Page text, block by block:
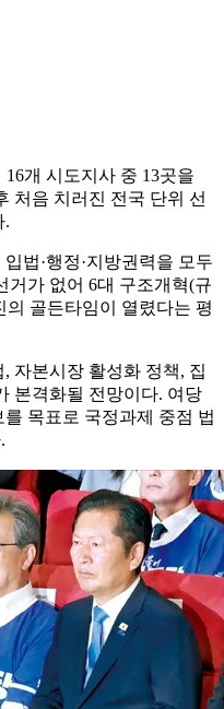
개 시도지사 중 13곳을
처음 치러진 전국 단위 선
.
법·행정·지방권력을 모두
거가 없어 6대 구조개혁(규
의 골든타임이 열렸다는 평
자본시장 활성화 정책, 집
본격화될 전망이다. 여당
목표로 국정과제 중점 법